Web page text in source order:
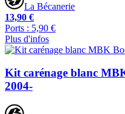
La Bécanerie
13,90 €
Ports : 5,90 €
Plus d'infos
Kit carénage blanc
2004-